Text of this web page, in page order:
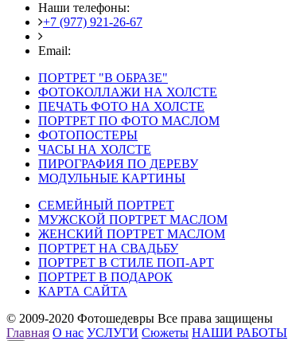
Наши телефоны:
+7 (977) 921-26-67
Email:
ПОРТРЕТ "В ОБРАЗЕ"
ФОТОКОЛЛАЖИ НА ХОЛСТЕ
ПЕЧАТЬ ФОТО НА ХОЛСТЕ
ПОРТРЕТ ПО ФОТО МАСЛОМ
ФОТОПОСТЕРЫ
ЧАСЫ НА ХОЛСТЕ
ПИРОГРАФИЯ ПО ДЕРЕВУ
МОДУЛЬНЫЕ КАРТИНЫ
СЕМЕЙНЫЙ ПОРТРЕТ
МУЖСКОЙ ПОРТРЕТ МАСЛОМ
ЖЕНСКИЙ ПОРТРЕТ МАСЛОМ
ПОРТРЕТ НА СВАДЬБУ
ПОРТРЕТ В СТИЛЕ ПОП-АРТ
ПОРТРЕТ В ПОДАРОК
КАРТА САЙТА
© 2009-2020 Фотошедевры Все права защищены
Главная О нас УСЛУГИ Сюжеты НАШИ РАБОТЫ